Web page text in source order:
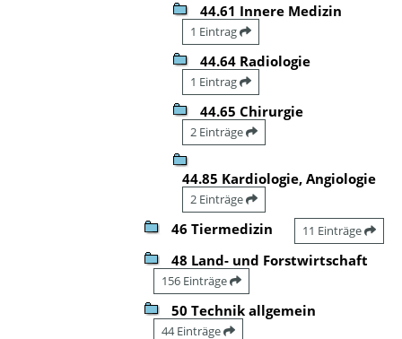
44.61 Innere Medizin
1 Eintrag
44.64 Radiologie
1 Eintrag
44.65 Chirurgie
2 Einträge
44.85 Kardiologie, Angiologie
2 Einträge
46 Tiermedizin 11 Einträge
48 Land- und Forstwirtschaft
156 Einträge
50 Technik allgemein
44 Einträge